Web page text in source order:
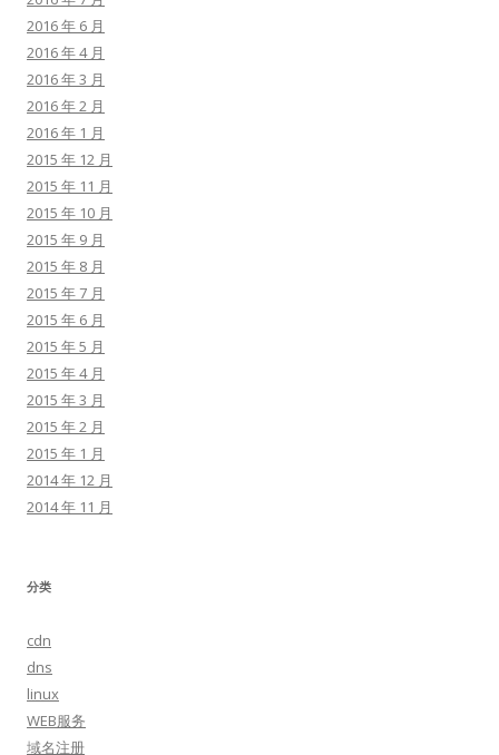
2016 年 6 月
2016 年 4 月
2016 年 3 月
2016 年 2 月
2016 年 1 月
2015 年 12 月
2015 年 11 月
2015 年 10 月
2015 年 9 月
2015 年 8 月
2015 年 7 月
2015 年 6 月
2015 年 5 月
2015 年 4 月
2015 年 3 月
2015 年 2 月
2015 年 1 月
2014 年 12 月
2014 年 11 月
分类
cdn
dns
linux
WEB服务
域名注册